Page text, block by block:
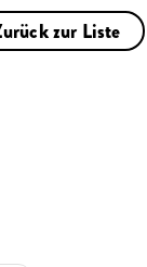
zur Liste